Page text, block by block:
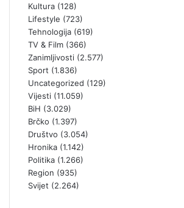
Kultura (128)
Lifestyle (723)
Tehnologija (619)
TV & Film (366)
Zanimljivosti (2.577)
Sport (1.836)
Uncategorized (129)
Vijesti (11.059)
BiH (3.029)
Brčko (1.397)
Društvo (3.054)
Hronika (1.142)
Politika (1.266)
Region (935)
Svijet (2.264)